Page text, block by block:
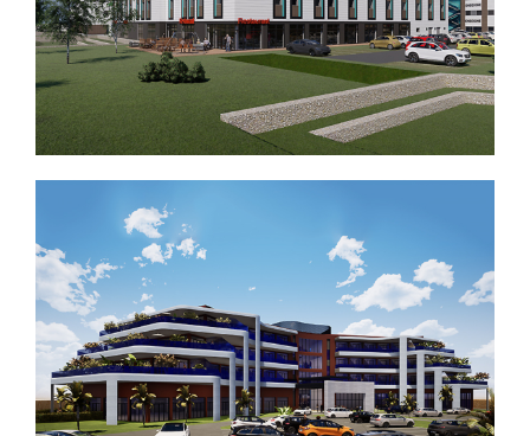
HOTELIER 5*
CONCEPTION D’UN HOTEL ** et ***